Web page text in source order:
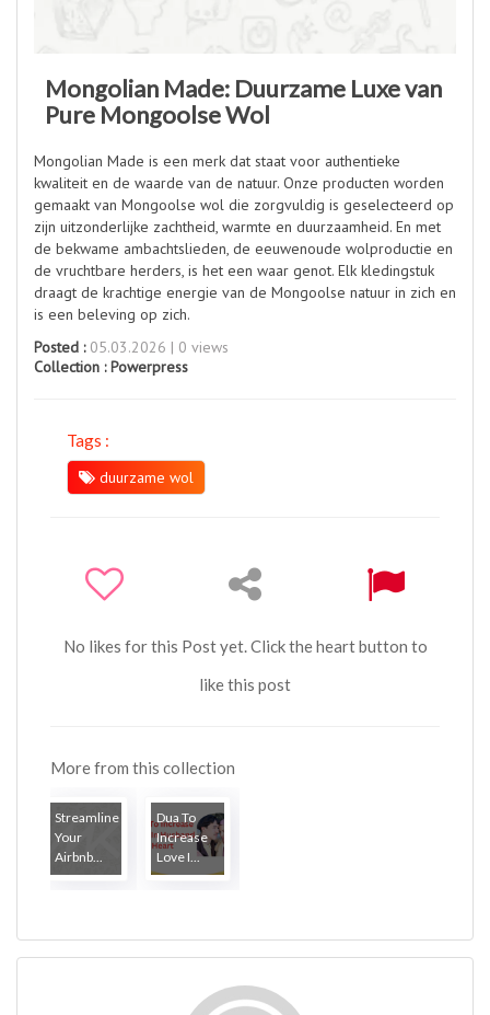
Mongolian Made: Duurzame Luxe van
Pure Mongoolse Wol
Mongolian Made is een merk dat staat voor authentieke
kwaliteit en de waarde van de natuur. Onze producten worden
gemaakt van Mongoolse wol die zorgvuldig is geselecteerd op
zijn uitzonderlijke zachtheid, warmte en duurzaamheid. En met
de bekwame ambachtslieden, de eeuwenoude wolproductie en
de vruchtbare herders, is het een waar genot. Elk kledingstuk
draagt ​​de krachtige energie van de Mongoolse natuur in zich en
is een beleving op zich.
Posted :05.03.2026 | 0 views
Collection :Powerpress
Tags :
duurzame wol
No likes for this Post yet. Click the heart button to
like this post
More from this collection
Streamline
Your
Airbnb...
Dua To
Increase
Love I...